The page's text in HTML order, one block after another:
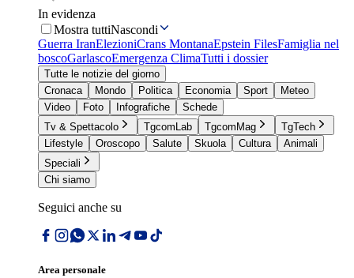
In evidenza
Mostra tuttiNascondi
Guerra IranElezioniCrans MontanaEpstein FilesFamiglia nel
boscoGarlascoEmergenza ClimaTutti i dossier
Tutte le notizie del giorno
Cronaca
Mondo Politica Economia Sport
Meteo
Video
Foto Infografiche
Schede
Tv & Spettacolo
TgcomLab TgcomMag
TgTech
Lifestyle
Oroscopo Salute Skuola Cultura
Animali
Speciali
Chi siamo
Seguici anche su
Area personale